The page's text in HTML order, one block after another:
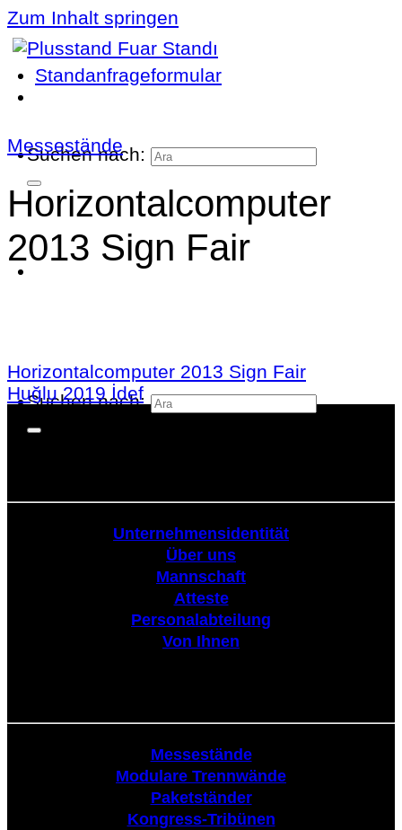
Zum Inhalt springen
Standanfrageformular
Suchen nach:
Suchen nach:
Messestände
Horizontalcomputer
2013 Sign Fair
Horizontalcomputer 2013 Sign Fair
Huğlu 2019 İdef
Unternehmensidentität
Über uns
Mannschaft
Atteste
Personalabteilung
Von Ihnen
Messestände
Modulare Trennwände
Paketständer
Kongress-Tribünen